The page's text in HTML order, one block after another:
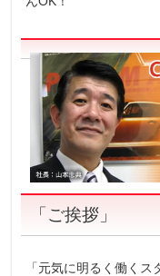
「ご挨拶」
「元気に明るく働くス